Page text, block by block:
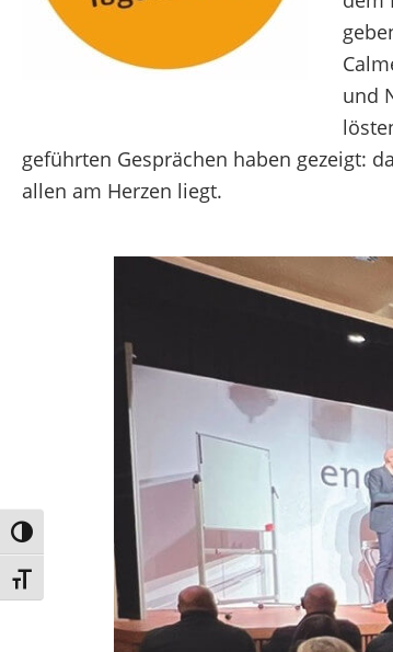
Umschalten auf hohe Kontraste
Schrift vergrößern
und
geführten Gesprächen haben gezeigt:
allen am Herzen liegt.